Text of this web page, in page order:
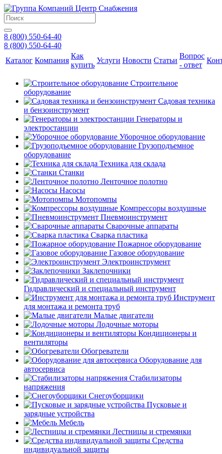
8 (800) 550-64-40
8 (800) 550-64-40
Каталог Компания
Как
купить
Услуги Новости Статьи
Вопрос
- ответ
Строительное
оборудование
Садовая техника
и бензоинструмент
Генераторы и
электростанции
Уборочное оборудование
Грузоподъемное
оборудование
Техника для склада
Станки
Ленточное полотно
Насосы
Мотопомпы
Компрессоры воздушные
Пневмоинструмент
Сварочные аппараты
Сварка пластика
Пожарное оборудование
Газовое оборудование
Электроинструмент
Заклепочники
Гидравлический и специальный инструмент
Инструмент
для монтажа и ремонта труб
Малые двигатели
Лодочные моторы
Кондиционеры и
вентиляторы
Обогреватели
Оборудование для
автосервиса
Стабилизаторы
напряжения
Снегоуборщики
Пусковые и
зарядные устройства
Мебель
Лестницы и стремянки
Средства
индивидуальной защиты